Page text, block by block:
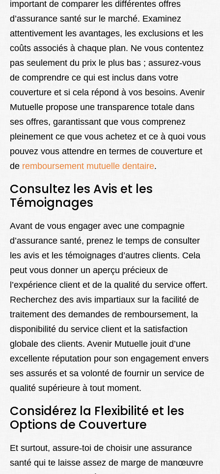
important de comparer les différentes offres
d’assurance santé sur le marché. Examinez
attentivement les avantages, les exclusions et les
coûts associés à chaque plan. Ne vous contentez
pas seulement du prix le plus bas ; assurez-vous
de comprendre ce qui est inclus dans votre
couverture et si cela répond à vos besoins. Avenir
Mutuelle propose une transparence totale dans
ses offres, garantissant que vous comprenez
pleinement ce que vous achetez et ce à quoi vous
pouvez vous attendre en termes de couverture et
de remboursement mutuelle dentaire.
Consultez les Avis et les
Témoignages
Avant de vous engager avec une compagnie
d’assurance santé, prenez le temps de consulter
les avis et les témoignages d’autres clients. Cela
peut vous donner un aperçu précieux de
l’expérience client et de la qualité du service offert.
Recherchez des avis impartiaux sur la facilité de
traitement des demandes de remboursement, la
disponibilité du service client et la satisfaction
globale des clients. Avenir Mutuelle jouit d’une
excellente réputation pour son engagement envers
ses assurés et sa volonté de fournir un service de
qualité supérieure à tout moment.
Considérez la Flexibilité et les
Options de Couverture
Et surtout, assure-toi de choisir une assurance
santé qui te laisse assez de marge de manœuvre